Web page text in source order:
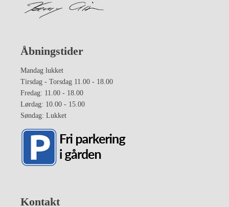
Åbningstider
Mandag lukket
Tirsdag - Torsdag 11.00 - 18.00
Fredag: 11.00 - 18.00
Lørdag: 10.00 - 15.00
Søndag: Lukket
Kontakt